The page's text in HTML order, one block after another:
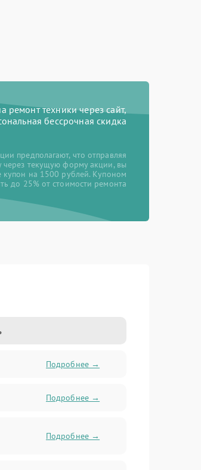
техники через сайт,
бессрочная скидка
предполагают, что отправляя
через текущую форму акции, вы
купон на 1500 рублей. Купоном
до 25% от стоимости ремонта
Подробнее →
Подробнее →
Подробнее →